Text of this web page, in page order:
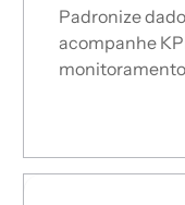
Padronize
acompanhe